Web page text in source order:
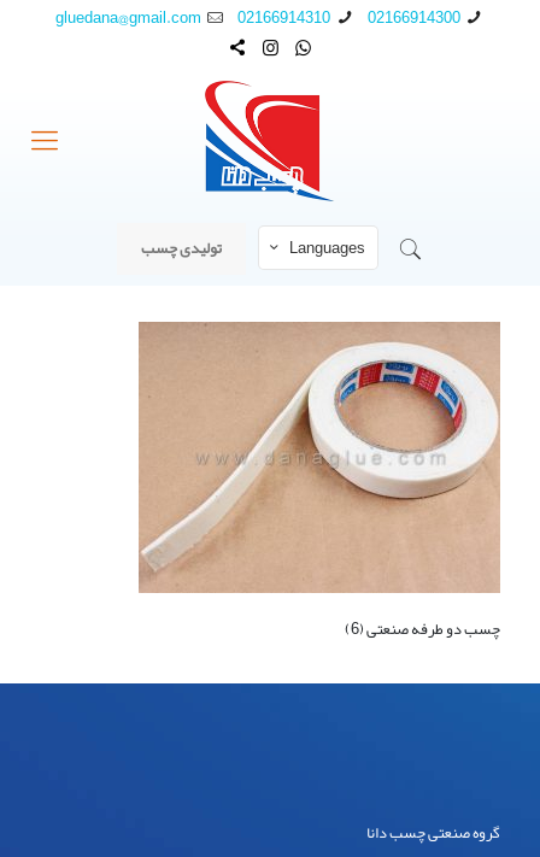
02166914300
02166914310
gluedana@gmail.com
Languages تولیدی چسب
چسب دو طرفه صنعتی (6)
گروه صنعتی چسب دانا